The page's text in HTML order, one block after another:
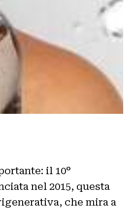
il 10°
nel 2015, questa
che mira a